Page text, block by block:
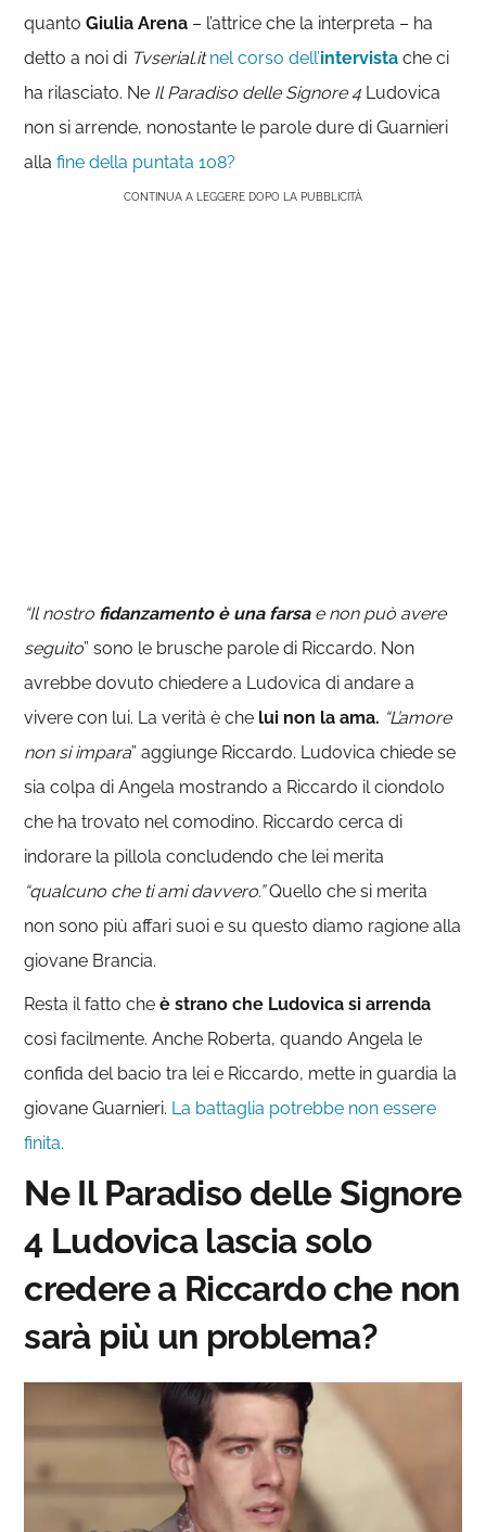
quantoGiulia Arena – l’attrice che la interpreta – ha
detto a noi di Tvserial.it nel corso dell’intervista che ci
ha rilasciato. Ne Il Paradiso delle Signore 4 Ludovica
non si arrende, nonostante le parole dure di Guarnieri
allafine della puntata 108?
CONTINUA A LEGGERE DOPO LA PUBBLICITÀ
“Il nostro fidanzamento è una farsae non può avere
seguito” sono le brusche parole di Riccardo. Non
avrebbe dovuto chiedere a Ludovica di andare a
vivere con lui. La verità è che lui non la ama. “L’amore
non si impara” aggiunge Riccardo. Ludovica chiede se
sia colpa di Angela mostrando a Riccardo il ciondolo
che ha trovato nel comodino. Riccardo cerca di
indorare la pillola concludendo che lei merita
“qualcuno che ti ami davvero.”Quello che si merita
non sono più affari suoi e su questo diamo ragione alla
giovane Brancia.
Resta il fatto cheè strano che Ludovica si arrenda
così facilmente. Anche Roberta, quando Angela le
confida del bacio tra lei e Riccardo, mette in guardia la
giovane Guarnieri. La battaglia potrebbe non essere
finita.
Ne Il Paradiso delle Signore
4 Ludovica lascia solo
credere a Riccardo che non
sarà più un problema?